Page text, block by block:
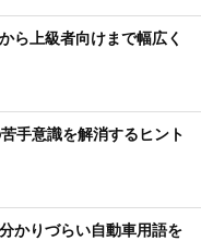
ら上級者向けまで幅広く
手意識を解消するヒント
かりづらい自動車用語を